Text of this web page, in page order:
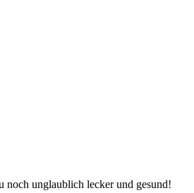
noch unglaublich lecker und gesund!